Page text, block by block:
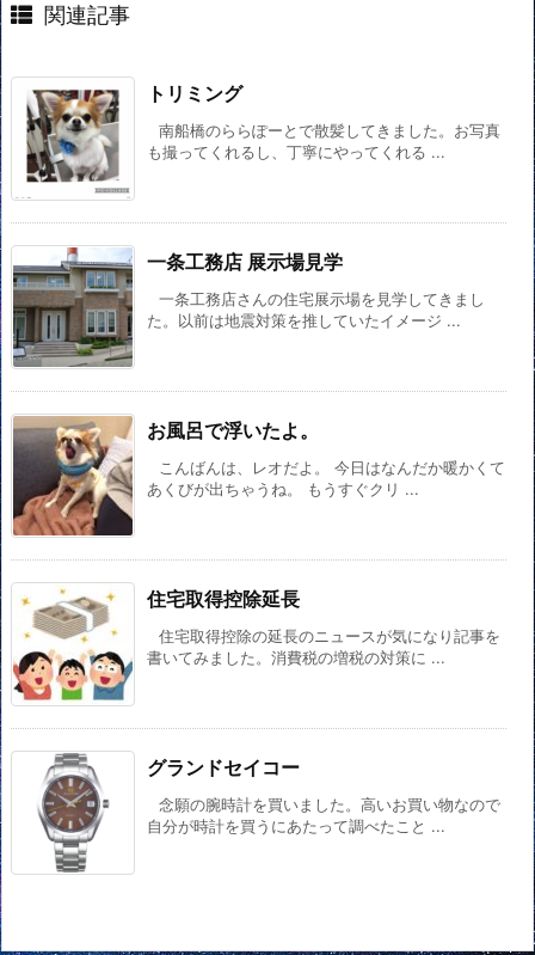
関連記事
トリミング
南船橋のららぽーとで散髪してきました。お写真
も撮ってくれるし、丁寧にやってくれる ...
一条工務店 展示場見学
一条工務店さんの住宅展示場を見学してきまし
た。以前は地震対策を推していたイメージ ...
お風呂で浮いたよ。
こんばんは、レオだよ。 今日はなんだか暖かくて
あくびが出ちゃうね。 もうすぐクリ ...
住宅取得控除延長
住宅取得控除の延長のニュースが気になり記事を
書いてみました。消費税の増税の対策に ...
グランドセイコー
念願の腕時計を買いました。高いお買い物なので
自分が時計を買うにあたって調べたこと ...